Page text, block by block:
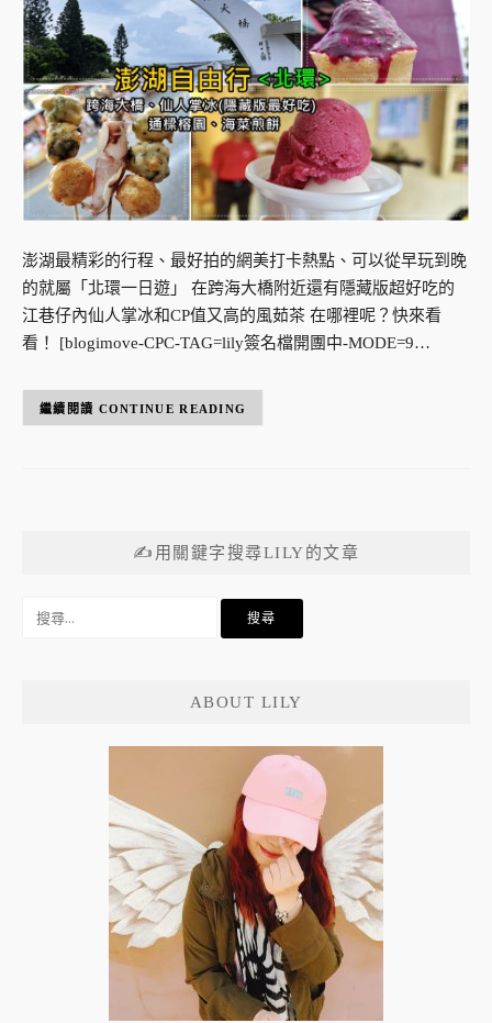
澎湖最精彩的行程、最好拍的網美打卡熱點、可以從早玩到晚
的就屬「北環一日遊」 在跨海大橋附近還有隱藏版超好吃的
江巷仔內仙人掌冰和CP值又高的風茹茶 在哪裡呢？快來看
看！ [blogimove-CPC-TAG=lily簽名檔開團中-MODE=9…
CONTINUE READING
✍用關鍵字搜尋LILY的文章
ABOUT LILY